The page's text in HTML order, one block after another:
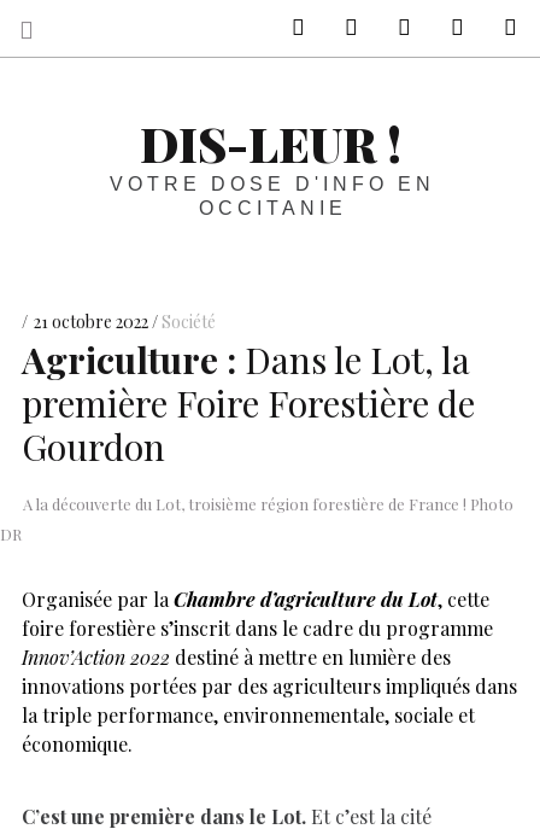
DIS-LEUR !
VOTRE DOSE D'INFO EN
OCCITANIE
21 octobre 2022 Société
Agriculture : Dans le Lot, la
première Foire Forestière de
Gourdon
A la découverte du Lot, troisième région forestière de France ! Photo
DR
Organisée par la Chambre d’agriculture du Lot, cette
foire forestière s’inscrit dans le cadre du programme
Innov’Action 2022 destiné à mettre en lumière des
innovations portées par des agriculteurs impliqués dans
la triple performance, environnementale, sociale et
économique.
C’est une première dans le Lot. Et c’est la cité